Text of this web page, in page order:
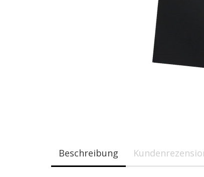
Beschreibung